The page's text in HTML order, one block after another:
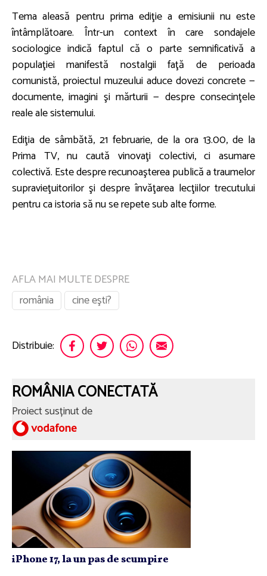
Tema aleasă pentru prima ediţie a emisiunii nu este
întâmplătoare. Într-un context în care sondajele
sociologice indică faptul că o parte semnificativă a
populaţiei manifestă nostalgii faţă de perioada
comunistă, proiectul muzeului aduce dovezi concrete —
documente, imagini şi mărturii — despre consecinţele
reale ale sistemului.
Ediţia de sâmbătă, 21 februarie, de la ora 13.00, de la
Prima TV, nu caută vinovaţi colectivi, ci asumare
colectivă. Este despre recunoaşterea publică a traumelor
supravieţuitorilor şi despre învăţarea lecţiilor trecutului
pentru ca istoria să nu se repete sub alte forme.
AFLA MAI MULTE DESPRE
românia
cine eşti?
Distribuie:
ROMÂNIA CONECTATĂ
Proiect susținut de
iPhone 17, la un pas de scumpire